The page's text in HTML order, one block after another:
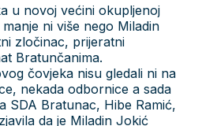
u novoj većini okupljenoj
ni više nego Miladin
zločinac, prijeratni
Bratunčanima.
čovjeka nisu gledali ni na
nekada odbornice a sada
SDA Bratunac, Hibe Ramić,
da je Miladin Jokić